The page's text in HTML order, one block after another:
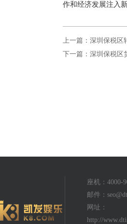
作和经济发展注入
上一篇：深圳保税区
下一篇：深圳保税区
座机：4000-
邮件：
网址：
http://